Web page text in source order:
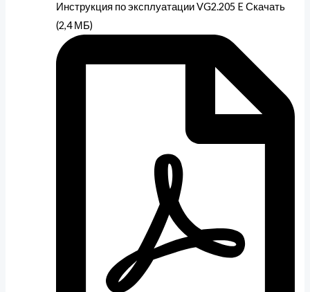
Инструкция по эксплуатации VG2.205 E Скачать
(2,4 МБ)